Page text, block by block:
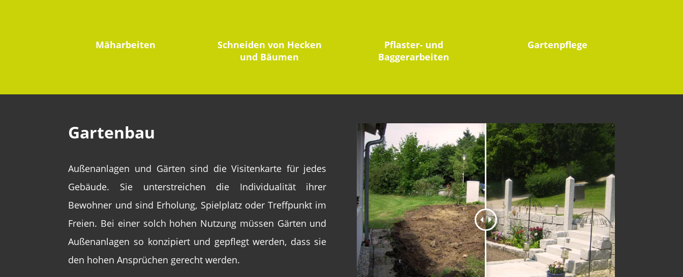
Mäharbeiten
Schneiden von Hecken
und Bäumen
Pflaster- und
Baggerarbeiten
Gartenpflege
Gartenbau
Außenanlagen und Gärten sind die Visitenkarte für jedes
Gebäude. Sie unterstreichen die Individualität ihrer
Bewohner und sind Erholung, Spielplatz oder Treffpunkt im
Freien. Bei einer solch hohen Nutzung müssen Gärten und
Außenanlagen so konzipiert und gepflegt werden, dass sie
den hohen Ansprüchen gerecht werden.